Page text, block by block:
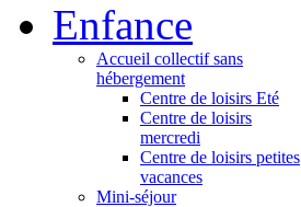
Enfance
Accueil collectif sans
hébergement
Centre de loisirs Eté
Centre de loisirs
mercredi
Centre de loisirs petites
vacances
Mini-séjour